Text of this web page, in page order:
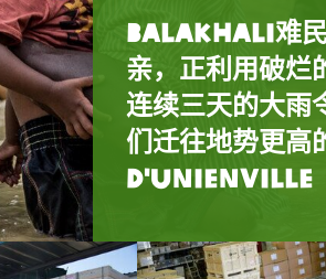
Balakhali难民
亲，正利用破烂
连续三天的大雨
们迁往地势更
d'Unienville
在Balukhali难
的山坡上往上走
活。 photo:
一架乐施会物资
近69万港元的清
2017年9月22
Frost/Oxfam
一架乐施会物资
近69万港元的清
2017年9月22
Frost/Oxfam
在位于孟加拉
搬运一袋救援
d'Unienville
在科克斯巴扎尔
正监督临时洗手